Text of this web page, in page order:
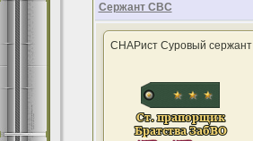
Сержант СВС
СНАРист Суровый сержант